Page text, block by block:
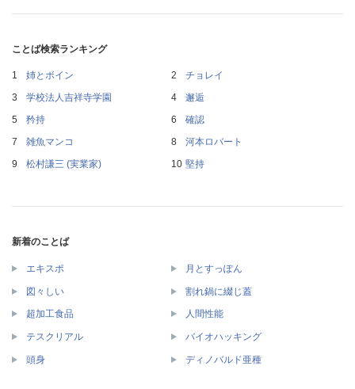
ことば検索ランキング
姉とボイン
チョレイ
学校法人吉祥寺学園
邂逅
矜持
確認
雑魚マンコ
河本ロバート
松村謙三 (実業家)
堅持
新着のことば
エキスポ 月とすっぽん
図々しい 割れ鍋に綴じ蓋
超加工食品 人間性能
テスクリアル バイオハッキング
頭身 ディノバルド亜種